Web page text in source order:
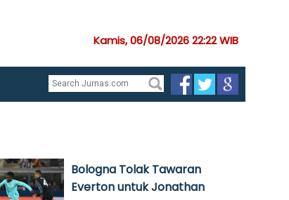
Kamis, 06/08/2026 22:22 WIB
Bologna Tolak Tawaran
Everton untuk Jonathan